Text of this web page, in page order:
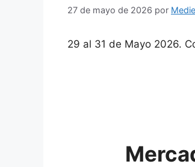
27 de mayo de 2026 por
29 al 31 de Mayo 2026.